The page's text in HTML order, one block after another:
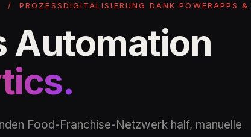
/PROZESSDIGITALISIERUNG DANK POWERAPPS &
Automation
Food-Franchise-Netzwerk half, manuelle